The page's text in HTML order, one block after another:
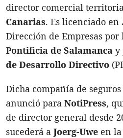
director comercial
Canarias. Es licenciado
Dirección de Empresas por
Pontificia de Salamanca y
de Desarrollo Directivo
Dicha compañía de
anunció para NotiPress,
de director general desde
sucederá a Joerg-Uwe en